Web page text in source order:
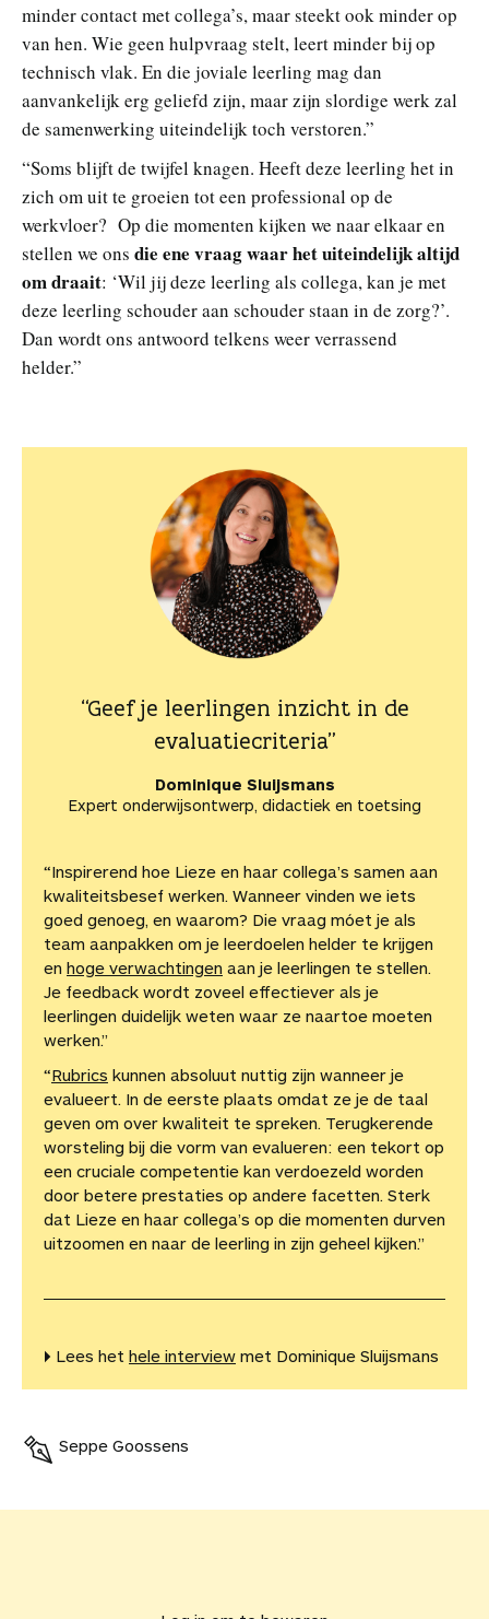
minder contact met collega’s, maar steekt ook minder op
van hen. Wie geen hulpvraag stelt, leert minder bij op
technisch vlak. En die joviale leerling mag dan
aanvankelijk erg geliefd zijn, maar zijn slordige werk zal
de samenwerking uiteindelijk toch verstoren.”
“Soms blijft de twijfel knagen. Heeft deze leerling het in
zich om uit te groeien tot een professional op de
werkvloer? Op die momenten kijken we naar elkaar en
stellen we ons die ene vraag waar het uiteindelijk altijd
om draait: ‘Wil jij deze leerling als collega, kan je met
deze leerling schouder aan schouder staan in de zorg?’.
Dan wordt ons antwoord telkens weer verrassend
helder.”
“Geef je leerlingen inzicht in de
evaluatiecriteria”
Dominique Sluijsmans
Expert onderwijsontwerp, didactiek en toetsing
“Inspirerend hoe Lieze en haar collega’s samen aan
kwaliteitsbesef werken. Wanneer vinden we iets
goed genoeg, en waarom? Die vraag móet je als
team aanpakken om je leerdoelen helder te krijgen
en hoge verwachtingen aan je leerlingen te stellen.
Je feedback wordt zoveel effectiever als je
leerlingen duidelijk weten waar ze naartoe moeten
werken.”
“Rubrics kunnen absoluut nuttig zijn wanneer je
evalueert. In de eerste plaats omdat ze je de taal
geven om over kwaliteit te spreken. Terugkerende
worsteling bij die vorm van evalueren: een tekort op
een cruciale competentie kan verdoezeld worden
door betere prestaties op andere facetten. Sterk
dat Lieze en haar collega’s op die momenten durven
uitzoomen en naar de leerling in zijn geheel kijken.”
▶︎ Lees het hele interview met Dominique Sluijsmans
Seppe Goossens